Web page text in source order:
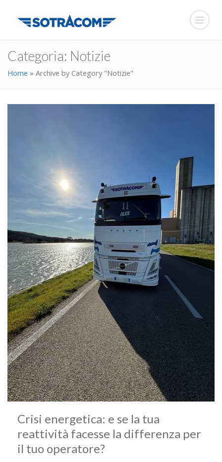
Categoria: Notizie
Home » Archive by Category "Notizie"
Crisi energetica: e se la tua
reattività facesse la differenza per
il tuo operatore?